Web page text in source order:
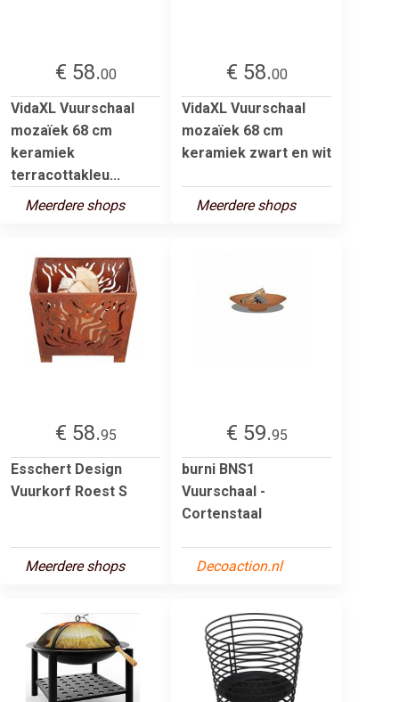
€ 58.00
VidaXL Vuurschaal
mozaïek 68 cm
keramiek
terracottakleu...
Meerdere shops
€ 58.00
VidaXL Vuurschaal
mozaïek 68 cm
keramiek zwart en wit
Meerdere shops
€ 58.95
Esschert Design
Vuurkorf Roest S
Meerdere shops
€ 59.95
burni BNS1
Vuurschaal -
Cortenstaal
Decoaction.nl